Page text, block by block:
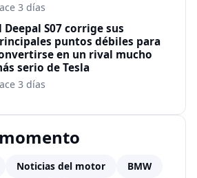
3 días
Deepal S07 corrige sus
puntos débiles para
en un rival mucho
serio de Tesla
3 días
Noticias del motor
BMW